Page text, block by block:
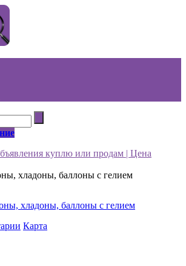
куплю или продам | Цена
хладоны, баллоны с гелием
Карта